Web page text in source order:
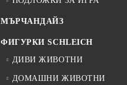
МЪРЧАНДАЙЗ
ФИГУРКИ SCHLEICH
ДИВИ ЖИВОТНИ
ДОМАШНИ ЖИВОТНИ